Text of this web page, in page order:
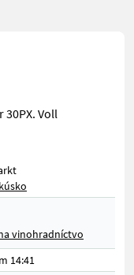
Voll
vinohradníctvo
14:41